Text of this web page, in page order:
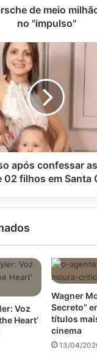
de meio
no "impulso"
após confessar
02 filhos em Santa
Voz
Heart’
Wagner
Secreto”
títulos
cinema
13/04/